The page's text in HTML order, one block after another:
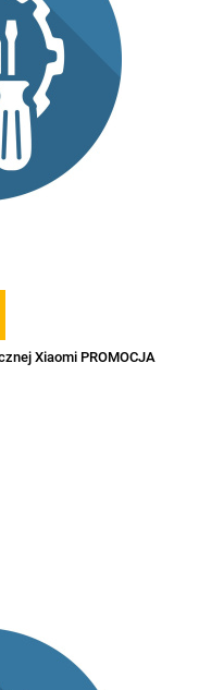
Xiaomi PROMOCJA